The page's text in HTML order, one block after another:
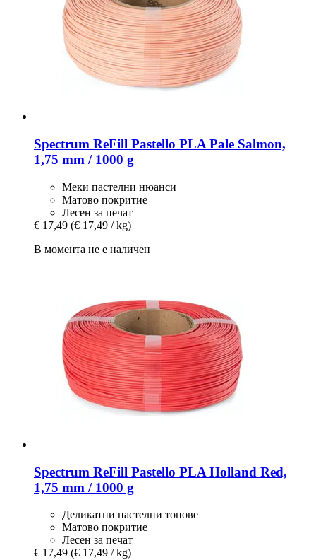
Spectrum ReFill Pastello PLA Pale Salmon,
1,75 mm / 1000 g
Меки пастелни нюанси
Матово покритие
Лесен за печат
€ 17,49 (€ 17,49 / kg)
В момента не е наличен
Spectrum ReFill Pastello PLA Holland Red,
1,75 mm / 1000 g
Деликатни пастелни тонове
Матово покритие
Лесен за печат
€ 17,49 (€ 17,49 / kg)